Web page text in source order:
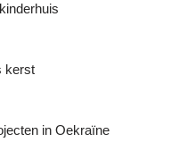
kerst
in Oekraïne